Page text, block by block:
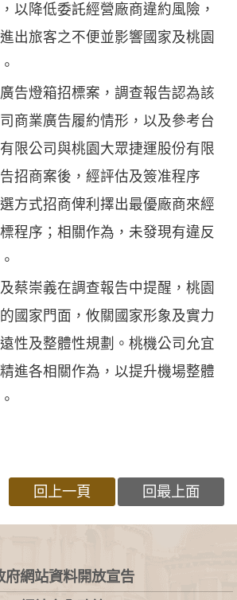
以降低委託經營廠商違約風險，
出旅客之不便並影響國家及桃園
告燈箱招標案，調查報告認為該
商業廣告履約情形，以及參考台
限公司與桃園大眾捷運股份有限
招商案後，經評估及簽准程序
方式招商俾利擇出最優廠商來經
程序；相關作為，未發現有違反
蔡崇義在調查報告中提醒，桃園
國家門面，攸關國家形象及實力
性及整體性規劃。桃機公司允宜
進各相關作為，以提升機場整體
回上一頁 回最上面
府網站資料開放宣告